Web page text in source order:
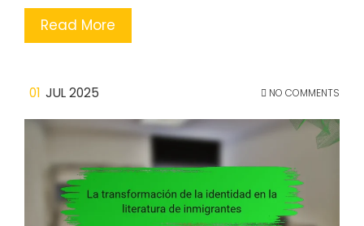
Read More
01 JUL 2025 NO COMMENTS